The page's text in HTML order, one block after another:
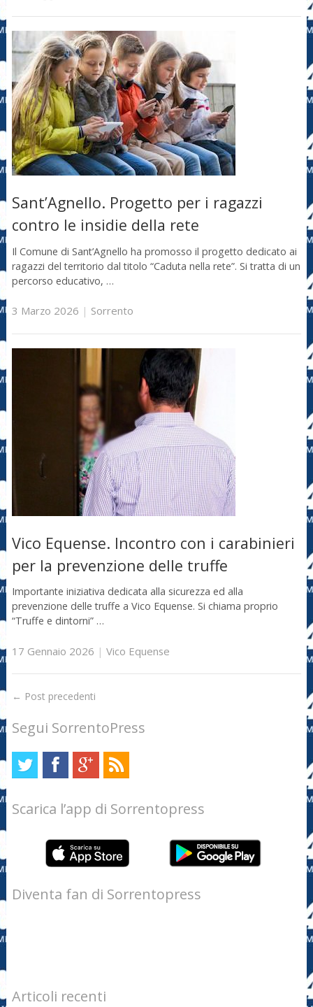
Sant’Agnello. Progetto per i ragazzi
contro le insidie della rete
Il Comune di Sant’Agnello ha promosso il progetto dedicato ai
ragazzi del territorio dal titolo “Caduta nella rete”. Si tratta di un
percorso educativo, …
3 Marzo 2026 | Sorrento
Vico Equense. Incontro con i carabinieri
per la prevenzione delle truffe
Importante iniziativa dedicata alla sicurezza ed alla
prevenzione delle truffe a Vico Equense. Si chiama proprio
“Truffe e dintorni” …
17 Gennaio 2026 | Vico Equense
← Post precedenti
Segui SorrentoPress
Scarica l’app di Sorrentopress
Diventa fan di Sorrentopress
Articoli recenti